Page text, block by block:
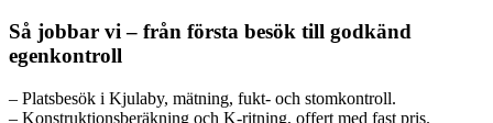
Så jobbar vi – från första besök till godkänd
egenkontroll
– Platsbesök i Kjulaby, mätning, fukt- och stomkontroll.
– Konstruktionsberäkning och K-ritning, offert med fast pris.